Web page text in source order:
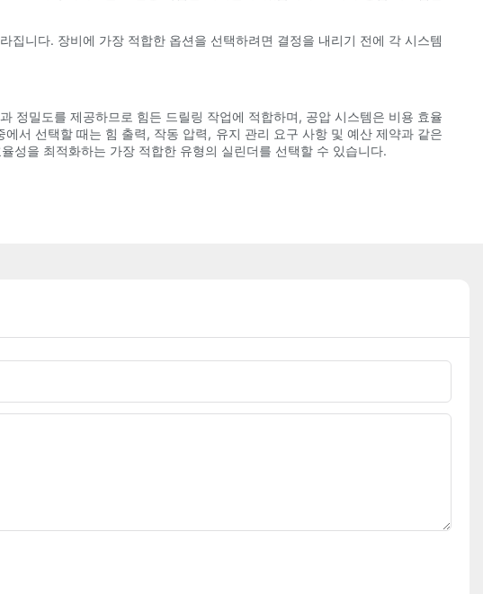
니다. 장비에 가장 적합한 옵션을 선택하려면 결정을 내리기 전에 각 시스템
정밀도를 제공하므로 힘든 드릴링 작업에 적합하며, 공압 시스템은 비용 효율
서 선택할 때는 힘 출력, 작동 압력, 유지 관리 요구 사항 및 예산 제약과 같은
성을 최적화하는 가장 적합한 유형의 실린더를 선택할 수 있습니다.